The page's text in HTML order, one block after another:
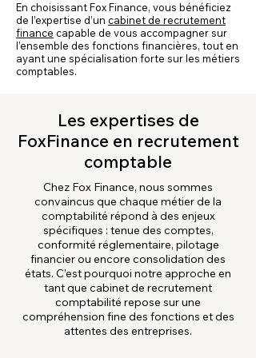
En choisissant Fox Finance, vous bénéficiez
de l’expertise d’un cabinet de recrutement
finance capable de vous accompagner sur
l’ensemble des fonctions financières, tout en
ayant une spécialisation forte sur les métiers
comptables.
Les expertises de
FoxFinance en recrutement
comptable
Chez Fox Finance, nous sommes
convaincus que chaque métier de la
comptabilité répond à des enjeux
spécifiques : tenue des comptes,
conformité réglementaire, pilotage
financier ou encore consolidation des
états. C’est pourquoi notre approche en
tant que cabinet de recrutement
comptabilité repose sur une
compréhension fine des fonctions et des
attentes des entreprises.